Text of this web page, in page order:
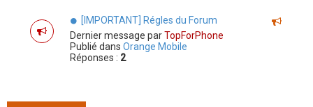
[IMPORTANT] Régles du Forum
Dernier message parTopForPhone
Publié dans Orange Mobile
Réponses : 2